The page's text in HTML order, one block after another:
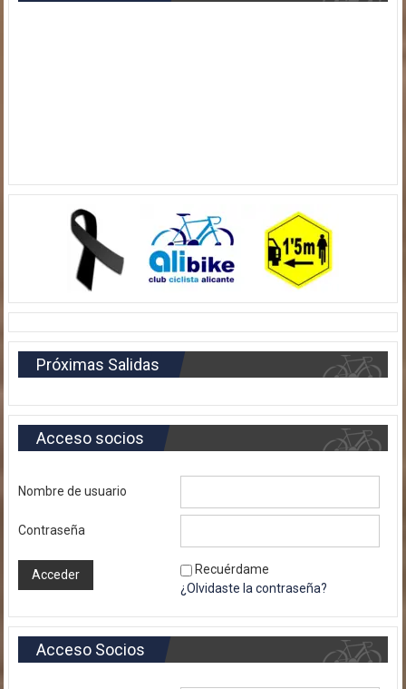
Próximas Salidas
Acceso socios
Nombre de usuario
Contraseña
Recuérdame
¿Olvidaste la contraseña?
Acceso Socios